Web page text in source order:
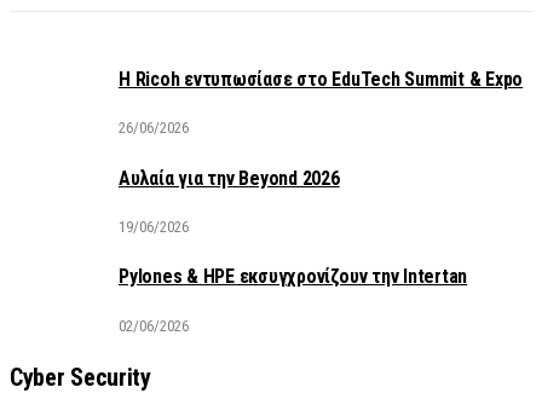
Η Ricoh εντυπωσίασε στο EduTech Summit & Expo
26/06/2026
Αυλαία για την Beyond 2026
19/06/2026
Pylones & HPE εκσυγχρονίζουν την Intertan
02/06/2026
Cyber Security